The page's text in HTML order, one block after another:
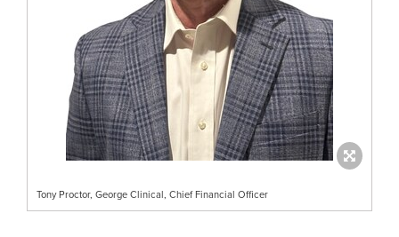
Tony Proctor, George Clinical, Chief Financial Officer